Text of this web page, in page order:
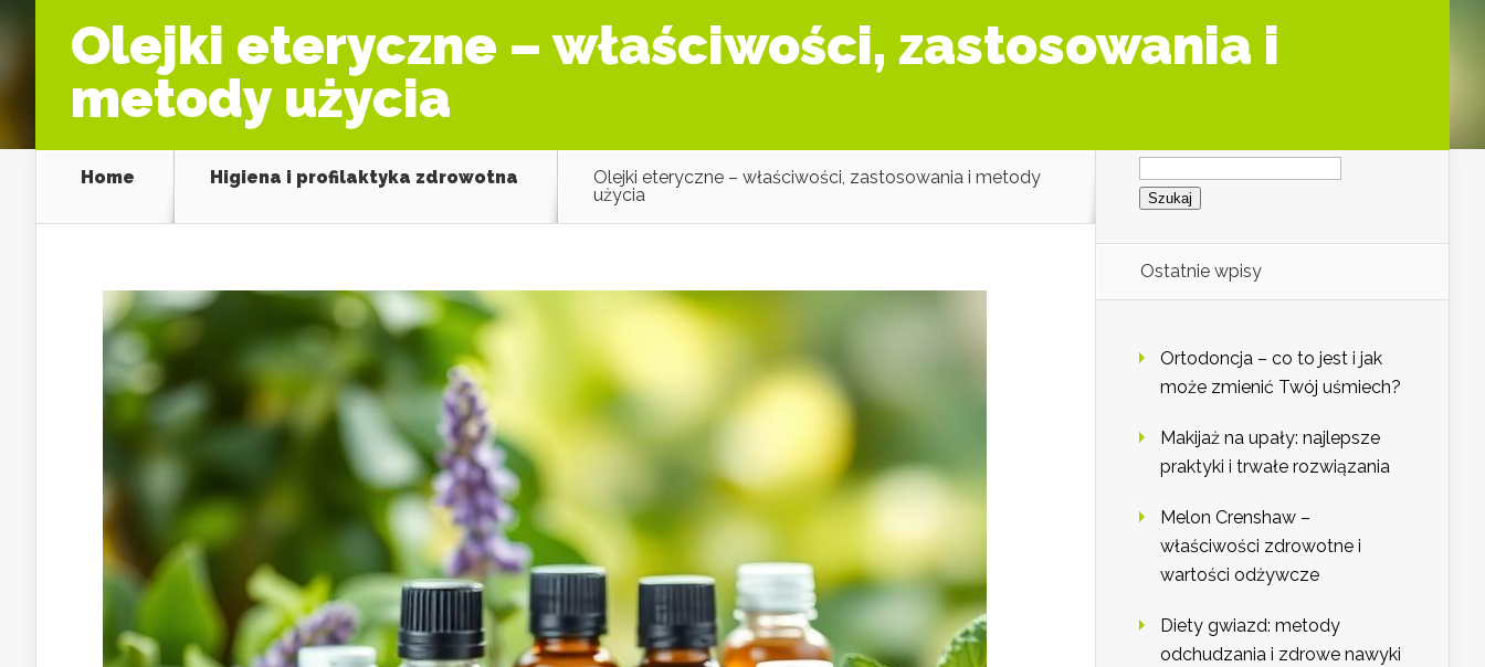
Olejki eteryczne – właściwości, zastosowania i
metody użycia
Home Higiena i profilaktyka zdrowotna
Olejki eteryczne – właściwości, zastosowania i metody
użycia
Szukaj:
Ostatnie wpisy
Ortodoncja – co to jest i jak
może zmienić Twój uśmiech?
Makijaż na upały: najlepsze
praktyki i trwałe rozwiązania
Melon Crenshaw –
właściwości zdrowotne i
wartości odżywcze
Diety gwiazd: metody
odchudzania i zdrowe nawyki